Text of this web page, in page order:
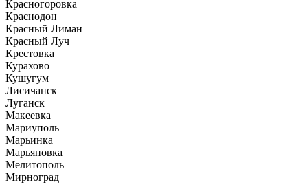
Красногоровка
Краснодон
Красный Лиман
Красный Луч
Крестовка
Курахово
Кушугум
Лисичанск
Луганск
Макеевка
Мариуполь
Марьинка
Марьяновка
Мелитополь
Мирноград